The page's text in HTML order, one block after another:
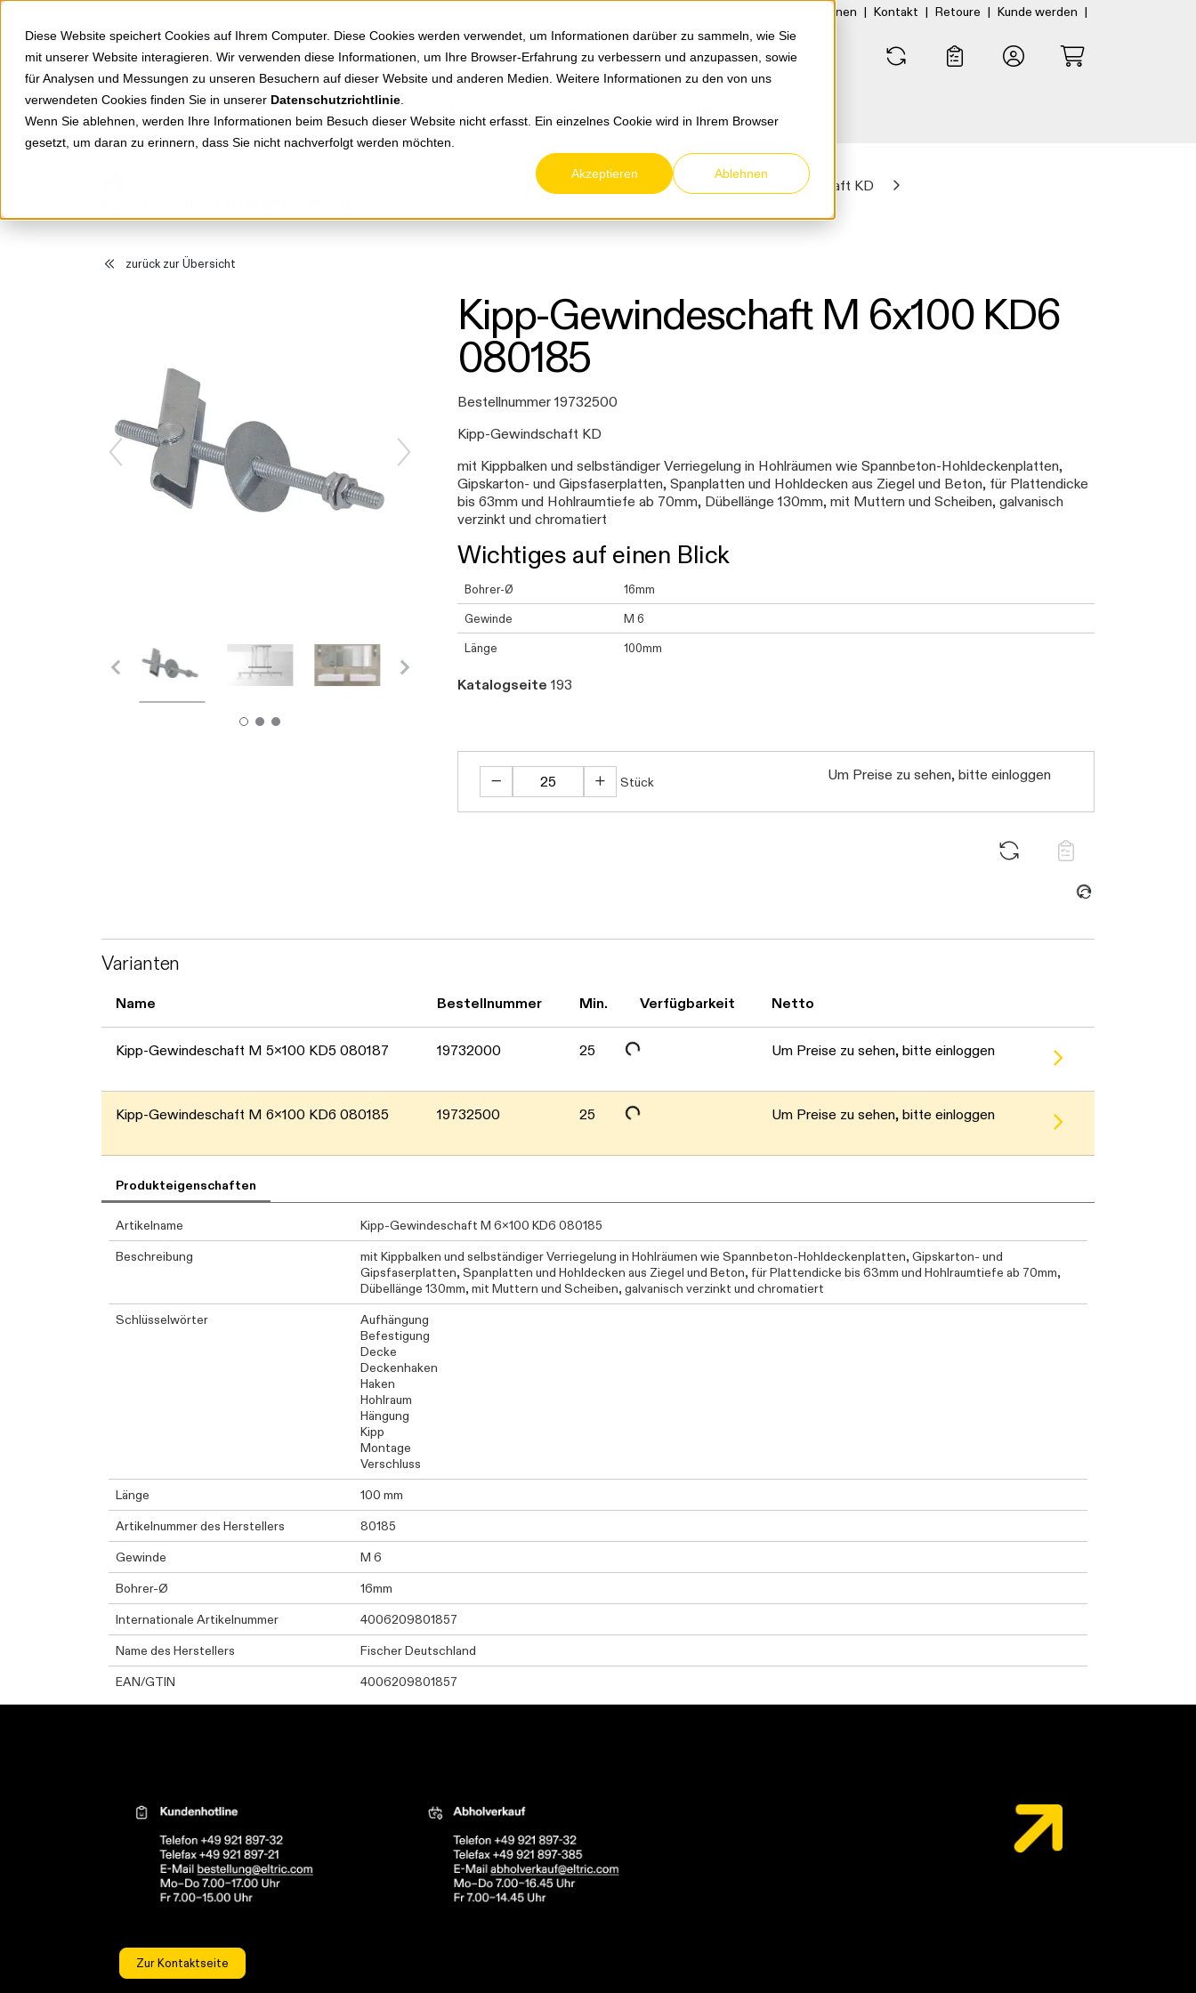
Diese Website speichert Cookies auf Ihrem Computer. Diese Cookies werden verwendet, um Informationen darüber zu sammeln, wie Sie
mit unserer Website interagieren. Wir verwenden diese Informationen, um Ihre Browser-Erfahrung zu verbessern und anzupassen, sowie
für Analysen und Messungen zu unseren Besuchern auf dieser Website und anderen Medien. Weitere Informationen zu den von uns
verwendeten Cookies finden Sie in unserer Datenschutzrichtlinie
Wenn Sie ablehnen, werden Ihre Informationen beim Besuch dieser Website nicht erfasst. Ein einzelnes Cookie wird in Ihrem Browser
gesetzt, um daran zu erinnern, dass Sie nicht nachverfolgt werden möchten.
Akzeptieren Ablehnen
Springe zu Hauptinhalt Ihre Ansprechpartner:innen | Kontakt | Retoure | Kunde werden |
Markenwelten Service & Retouren Karriere Über eltric
Deckenbefestigung
Kipp-Gewindschaft KD
zurück zur Übersicht
Kipp-Gewindeschaft M 6x100 KD6
080185
Bestellnummer 19732500
Kipp-Gewindschaft KD
mit Kippbalken und selbständiger Verriegelung in Hohlräumen wie Spannbeton-Hohldeckenplatten,
Gipskarton- und Gipsfaserplatten, Spanplatten und Hohldecken aus Ziegel und Beton, für Plattendicke
bis 63mm und Hohlraumtiefe ab 70mm, Dübellänge 130mm, mit Muttern und Scheiben, galvanisch
verzinkt und chromatiert
Wichtiges auf einen Blick
Bohrer-Ø 16mm
Gewinde M 6
Länge 100mm
Katalogseite 193
Stück Um Preise zu sehen, bitte einloggen
Daten werden geladen. Bitte warten...
Varianten
Name Bestellnummer Min. Verfügbarkeit Netto
Kipp-Gewindeschaft M 5x100 KD5 080187 19732000 25
Daten werden geladen. Bitte warten... Um Preise zu sehen, bitte einloggen
Kipp-Gewindeschaft M 6x100 KD6 080185 19732500 25
Daten werden geladen. Bitte warten... Um Preise zu sehen, bitte einloggen
Produkteigenschaften
Artikelname
Kipp-Gewindeschaft M 6x100 KD6 080185
Beschreibung
mit Kippbalken und selbständiger Verriegelung in Hohlräumen wie Spannbeton-Hohldeckenplatten, Gipskarton- und
Gipsfaserplatten, Spanplatten und Hohldecken aus Ziegel und Beton, für Plattendicke bis 63mm und Hohlraumtiefe ab 70mm,
Dübellänge 130mm, mit Muttern und Scheiben, galvanisch verzinkt und chromatiert
Schlüsselwörter
Aufhängung
Befestigung
Decke
Deckenhaken
Haken
Hohlraum
Hängung
Kipp
Montage
Verschluss
Länge
100 mm
Artikelnummer des Herstellers
80185
Gewinde
M 6
Bohrer-Ø
16mm
Internationale Artikelnummer
4006209801857
Name des Herstellers
Fischer Deutschland
EAN/GTIN
4006209801857
Zur Kontaktseite